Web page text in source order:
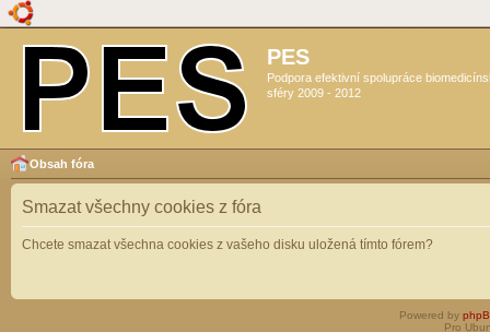
PES
Podpora efektivní spolupráce
sféry 2009 - 2012
Obsah fóra
Smazat všechny cookies z fóra
Chcete smazat všechna cookies z vašeho disku uložená tímto fórem?
Powered by
Pro